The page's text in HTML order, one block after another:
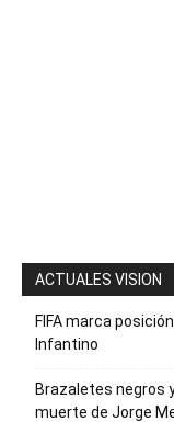
ACTUALES VISION
FIFA marca
Infantino
Brazaletes negros
muerte de Jorge